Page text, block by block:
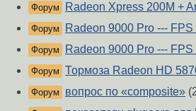
Форум Radeon Xpress 200M +
Форум Radeon 9000 Pro --- FPS
Форум Radeon 9000 Pro --- FPS
Форум Тормоза Radeon HD
Форум вопрос по «composite»